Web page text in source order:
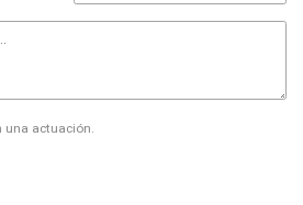
una actuación.